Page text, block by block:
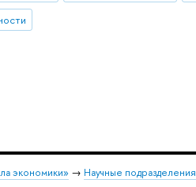
экономики» → Научные подразделения